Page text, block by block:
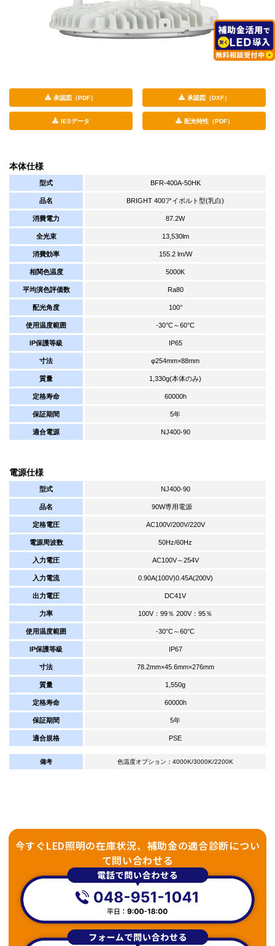
承認図（PDF） 承認図（DXF）
IESデータ 配光特性（PDF）
本体仕様
型式 BFR-400A-50HK
品名 BRIGHT 400アイボルト型(乳白)
消費電力 87.2W
全光束 13,530lm
消費効率 155.2 lm/W
相関色温度 5000K
平均演色評価数 Ra80
配光角度 100°
使用温度範囲 -30°C～60°C
IP保護等級 IP65
寸法 φ254mm×88mm
質量 1,330g(本体のみ)
定格寿命 60000h
保証期間 5年
適合電源 NJ400-90
電源仕様
型式 NJ400-90
品名 90W専用電源
定格電圧 AC100V/200V/220V
電源周波数 50Hz/60Hz
入力電圧 AC100V～254V
入力電流 0.90A(100V)0.45A(200V)
出力電圧 DC41V
力率 100V：99％ 200V：95％
使用温度範囲 -30°C～60°C
IP保護等級 IP67
寸法 78.2mm×45.6mm×276mm
質量 1,550g
定格寿命 60000h
保証期間 5年
適合規格 PSE
備考 色温度オプション：4000K/3000K/2200K
今すぐLED照明の在庫状況、補助金の適合診断につい
て問い合わせる